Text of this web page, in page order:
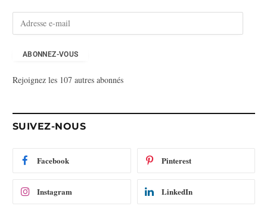
s
-
m
ABONNEZ-VOUS
Rejoignez les 107 autres abonnés
SUIVEZ-NOUS
Facebook Pinterest
Instagram LinkedIn